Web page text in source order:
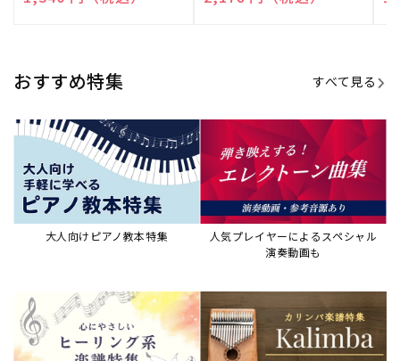
おすすめ特集 すべて見る
大人向けピアノ教本特集
人気プレイヤーによるスペシャル
演奏動画も